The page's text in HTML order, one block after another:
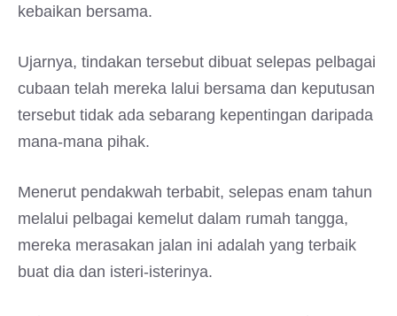
kebaikan bersama.
Ujarnya, tindakan tersebut dibuat selepas pelbagai
cubaan telah mereka lalui bersama dan keputusan
tersebut tidak ada sebarang kepentingan daripada
mana-mana pihak.
Menerut pendakwah terbabit, selepas enam tahun
melalui pelbagai kemelut dalam rumah tangga,
mereka merasakan jalan ini adalah yang terbaik
buat dia dan isteri-isterinya.